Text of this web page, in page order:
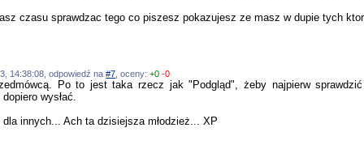
czasu sprawdzac tego co piszesz pokazujesz ze masz w dupie tych
14:38:08, odpowiedź na#7, oceny:+0 -0
Po to jest taka rzecz jak "Podgląd", żeby najpierw
wysłać.
innych... Ach ta dzisiejsza młodzież... XP